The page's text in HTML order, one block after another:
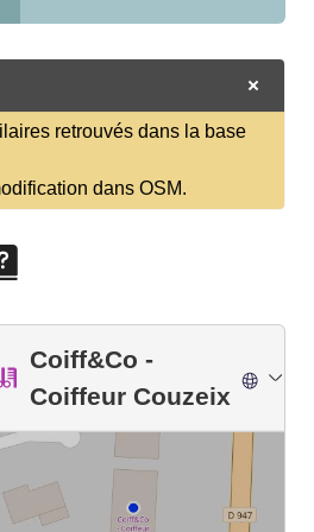
retrouvés dans la base
dans OSM.
Coiff&Co -
Coiffeur Couzeix